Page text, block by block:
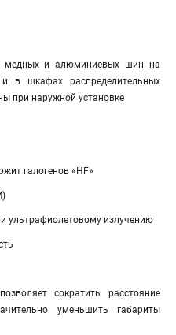
медных и алюминиевых шин на
и в шкафах распределительных
при наружной установке
галогенов «HF»
ультрафиолетовому излучению
сократить расстояние
уменьшить габариты